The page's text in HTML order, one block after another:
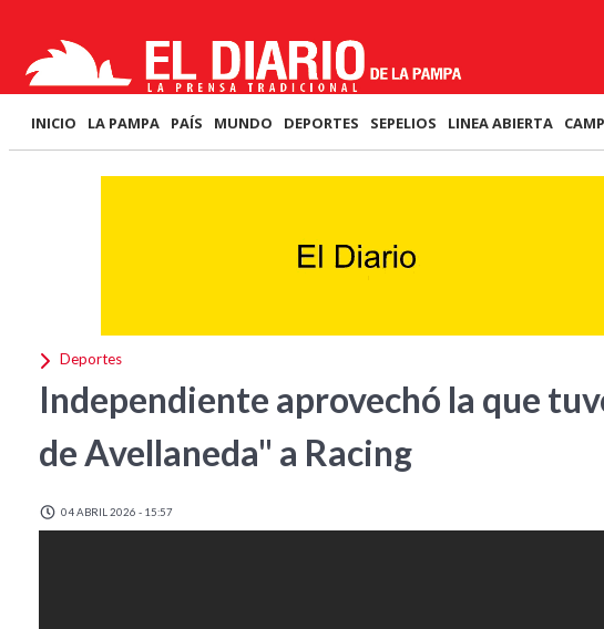
INICIO LA PAMPA PAÍS MUNDO DEPORTES SEPELIOS LINEA ABIERTA
Deportes
Independiente aprovechó la que
de Avellaneda" a Racing
04 ABRIL 2026 - 15:57